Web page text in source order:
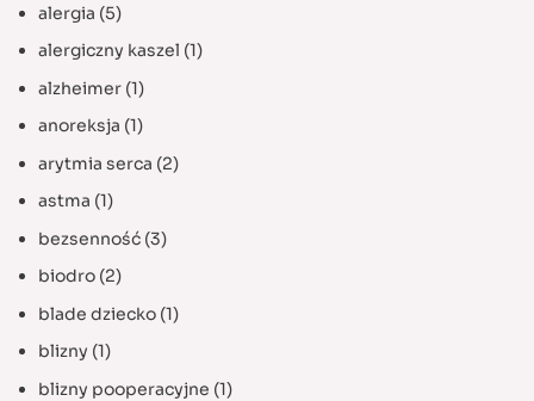
alergia (5)
alergiczny kaszel (1)
alzheimer(1)
anoreksja (1)
arytmia serca (2)
astma (1)
bezsenność(3)
biodro(2)
blade dziecko(1)
blizny (1)
blizny pooperacyjne (1)